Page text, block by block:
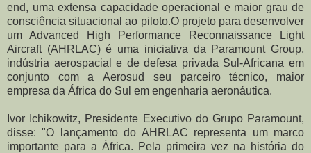
end, uma extensa capacidade operacional e maior grau de
consciência situacional ao piloto.O projeto para desenvolver
um Advanced High Performance Reconnaissance Light
Aircraft (AHRLAC) é uma iniciativa da Paramount Group,
indústria aerospacial e de defesa privada Sul-Africana em
conjunto com a Aerosud seu parceiro técnico, maior
empresa da África do Sul em engenharia aeronáutica.
Ivor Ichikowitz, Presidente Executivo do Grupo Paramount,
disse: "O lançamento do AHRLAC representa um marco
importante para a África. Pela primeira vez na história do